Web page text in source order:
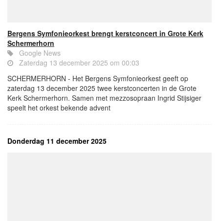
Bergens Symfonieorkest brengt kerstconcert in Grote Kerk
Schermerhorn
Google News
Zaterdag 13 december 2025 om 00:03
SCHERMERHORN - Het Bergens Symfonieorkest geeft op
zaterdag 13 december 2025 twee kerstconcerten in de Grote
Kerk Schermerhorn. Samen met mezzosopraan Ingrid Stijsiger
speelt het orkest bekende advent
Donderdag 11 december 2025